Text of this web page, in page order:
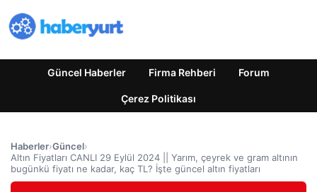
Güncel Haberler Firma Rehberi Forum
Çerez Politikası
Haberler›Güncel›
Altın Fiyatları CANLI 29 Eylül 2024 || Yarım, çeyrek ve gram altının
bugünkü fiyatı ne kadar, kaç TL? İşte güncel altın fiyatları